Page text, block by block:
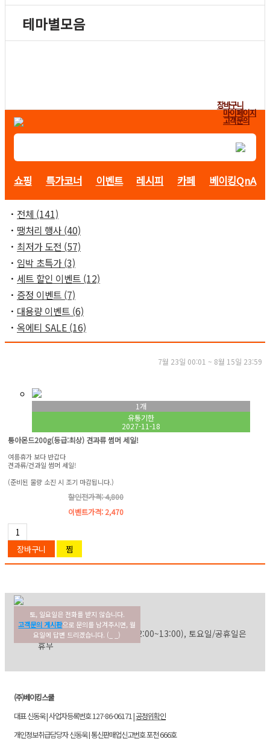
테마별모음
장바구니
마이페이지
고객문의
쇼핑 특가코너 이벤트 레시피 카페 베이킹QnA
ㆍ 전체 (141)
ㆍ 땡처리 행사 (40)
ㆍ 최저가 도전 (57)
ㆍ 임박 초특가 (3)
ㆍ 세트 할인 이벤트 (12)
ㆍ 증정 이벤트 (7)
ㆍ 대용량 이벤트 (6)
ㆍ 옥에티 SALE (16)
7월 23일 00:01 ~ 8월 15일 23:59
1개
유통기한
2027-11-18
통아몬드200g(등급:최상) 견과류 썸머 세일!
여름휴가 보다 반갑다
견과류/건과일 썸머 세일!
(준비된 물량 소진 시 조기 마감됩니다.)
할인전가격: 4,800
이벤트가격: 2,470
토, 일요일은 전화를 받지 않습니다.
고객문의 게시판으로 문의를 남겨주시면, 월
요일에 답변 드리겠습니다. (_ _)
고객센터 02-354-3022
평일: 09:30~17:30 (점심: 12:00~13:00), 토요일/공휴일은
휴무
(주)베이킹스쿨
대표 신동욱 | 사업자등록번호 127-86-06171 |공정위확인
개인정보취급담당자 신동욱 | 통신판매업신고번호 포천 666호